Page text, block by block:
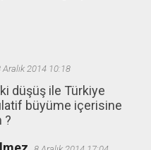
Aralık 2014 10:18
düşüş ile Türkiye
büyüme içerisine
?